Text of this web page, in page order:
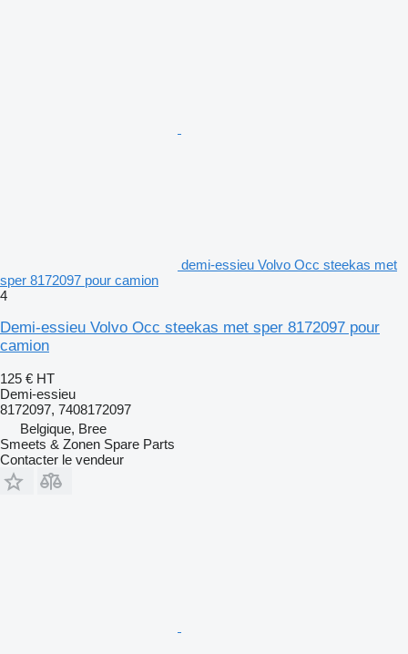
demi-essieu Volvo Occ steekas met
sper 8172097 pour camion
4
Demi-essieu Volvo Occ steekas met sper 8172097 pour
camion
125 € HT
Demi-essieu
8172097, 7408172097
Belgique, Bree
Smeets & Zonen Spare Parts
Contacter le vendeur